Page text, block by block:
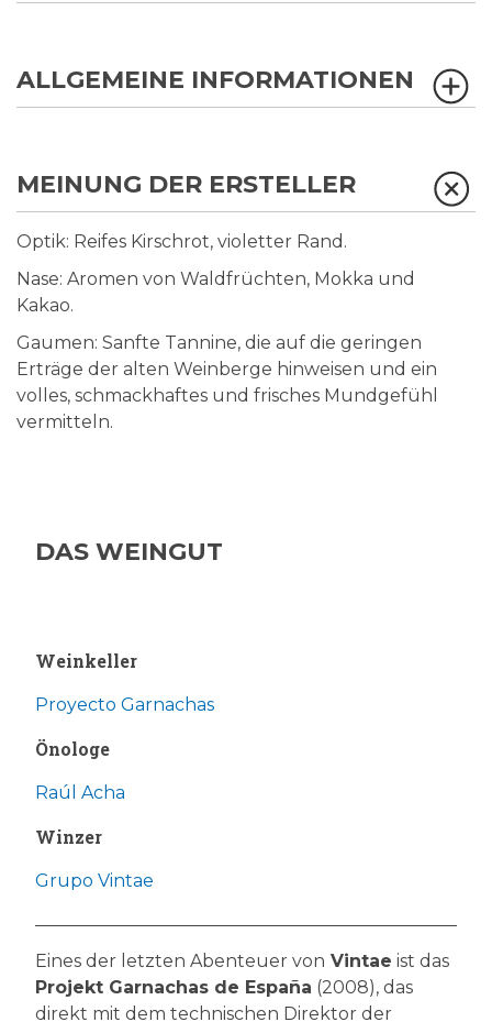
ALLGEMEINE INFORMATIONEN
MEINUNG DER ERSTELLER
Optik: Reifes Kirschrot, violetter Rand.
Nase: Aromen von Waldfrüchten, Mokka und
Kakao.
Gaumen: Sanfte Tannine, die auf die geringen
Erträge der alten Weinberge hinweisen und ein
volles, schmackhaftes und frisches Mundgefühl
vermitteln.
DAS WEINGUT
Weinkeller
Proyecto Garnachas
Önologe
Raúl Acha
Winzer
Grupo Vintae
Eines der letzten Abenteuer von Vintae ist das
Projekt Garnachas de España (2008), das
direkt mit dem technischen Direktor der